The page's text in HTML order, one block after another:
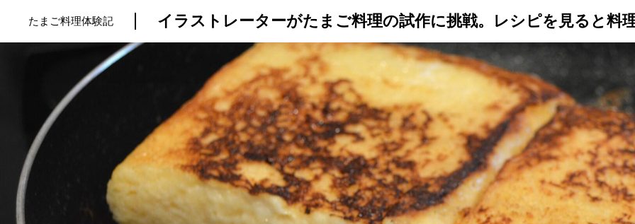
トップ プロが教えるレシピ 厳選！店探し 食のストーリー
たまご料理体験記 イラストレーターがたまご料理の試作に挑戦。レシピを見ると料